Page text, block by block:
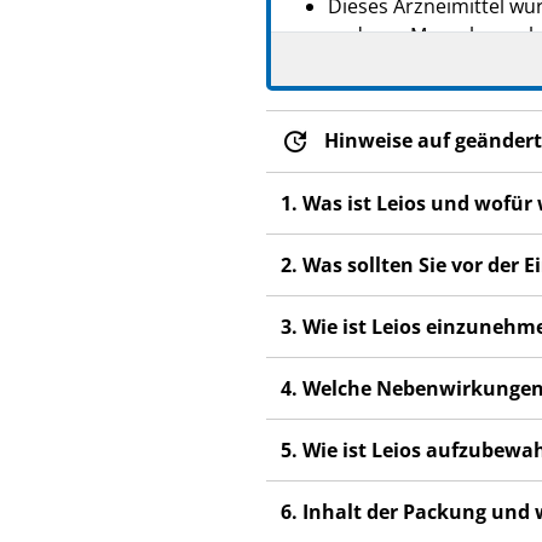
Dieses Arzneimittel
anderen Menschen
Nebenwirkungen, die
Wichtige Informationen
Bei korrekter
Sie bewirken eine
im ersten Jahr der
Kontrazeptivums
Achten Sie bitte
vermuten, diese zu
Hinweise auf
1. Was ist Leios und wofür
2. Was sollten Sie vor der
3. Wie ist Leios
4. Welche
5. Wie ist Leios
6. Inhalt der Packung